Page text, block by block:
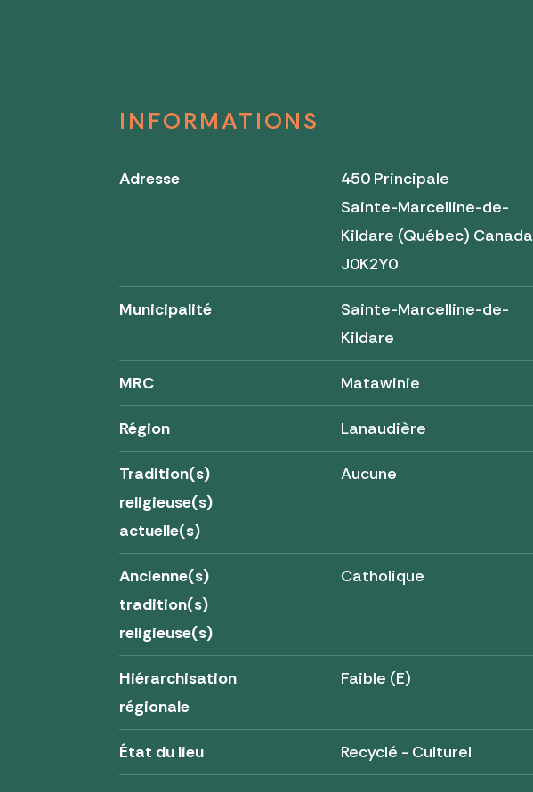
INFORMATIONS
Adresse
450 Principale
Sainte-Marcelline-de-
Kildare (Québec) Canada
J0K2Y0
Municipalité
Sainte-Marcelline-de-
Kildare
MRC Matawinie
Région Lanaudière
Tradition(s)
religieuse(s)
actuelle(s)
Aucune
Ancienne(s)
tradition(s)
religieuse(s)
Catholique
Hiérarchisation
régionale
Faible (E)
État du lieu Recyclé - Culturel